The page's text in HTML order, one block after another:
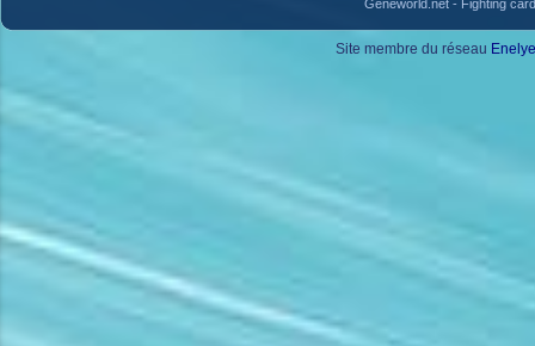
Geneworld.net- Fighting
Site membre du réseau Enelye